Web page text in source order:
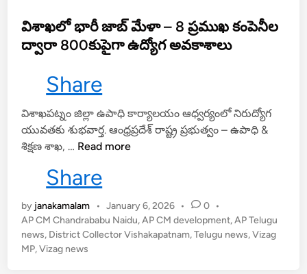
ఖ
ఉ
0
2
d
i
విశాఖలో భారీ జాబ్ మేళా – 8 ప్రముఖ కంపెనీల
ద్వారా 800కుపైగా ఉద్యోగ అవకాశాలు
Share
విశాఖపట్నం జిల్లా ఉపాధి కార్యాలయం ఆధ్వర్యంలో నిరుద్యోగ
యువతకు శుభవార్త. ఆంధ్రప్రదేశ్ రాష్ట్ర ప్రభుత్వం – ఉపాధి &
శిక్షణ శాఖ, … వి
ఖ
భా
రీ
Read more
Share
by janakamalam • January 6, 2026 • 0 •
AP CM Chandrababu Naidu,AP CM development,AP Telugu
news, District Collector Vishakapatnam,Telugu news,Vizag
MP,Vizag news